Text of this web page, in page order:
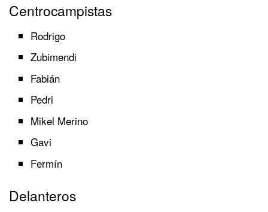
Centrocampistas
Rodrigo
Zubimendi
Fabián
Pedri
Mikel Merino
Gavi
Fermín
Delanteros